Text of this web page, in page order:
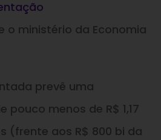
o ministério da Economia
prevê uma
pouco menos de R$ 1,17
(frente aos R$ 800 bi da